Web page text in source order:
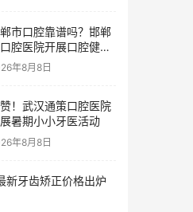
市口腔靠谱吗？邯郸
腔医院开展口腔健康
公益活动
年8月8日
！武汉通策口腔医院
暑期小小牙医活动
年8月8日
新牙齿矫正价格出炉